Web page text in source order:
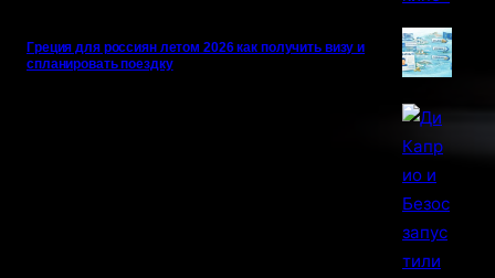
Греция для россиян летом 2026 как получить визу и
спланировать поездку